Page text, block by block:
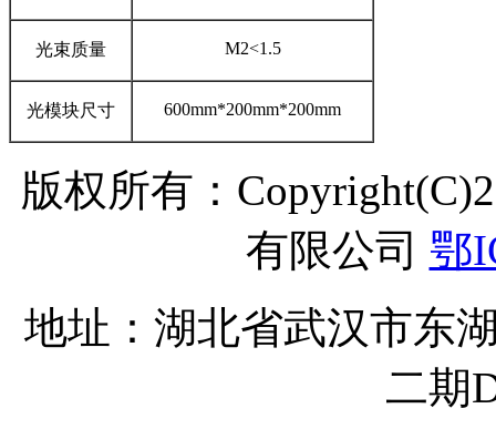
光束质量 M2<1.5
光模块尺寸 600mm*200mm*200mm
版权所有：
有限公司 鄂
地址：湖北省武汉市东
二期